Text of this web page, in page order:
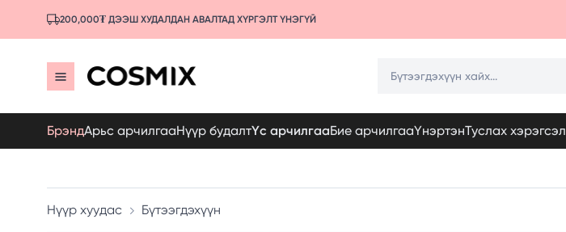
200,000₮ ДЭЭШ ХУДАЛДАН АВАЛТАД ХҮРГЭЛТ ҮНЭГҮЙ
БрэндАрьс арчилгааНүүр будалтҮс арчилгааБие арчилгааҮнэртэнТуслах хэрэгсэл
Нүүр хуудас Бүтээгдэхүүн